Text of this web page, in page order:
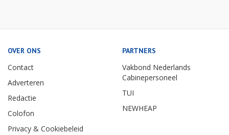
OVER ONS
Contact
Adverteren
Redactie
Colofon
Privacy & Cookiebeleid
PARTNERS
Vakbond Nederlands
Cabinepersoneel
TUI
NEWHEAP